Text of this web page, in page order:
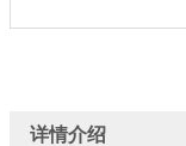
详情介绍